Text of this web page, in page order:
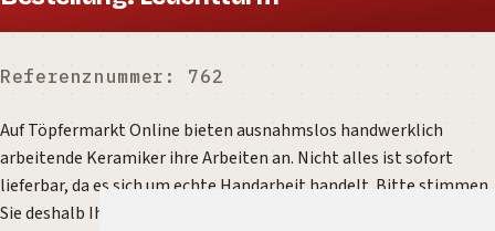
Referenznummer: 762
Auf Töpfermarkt Online bieten ausnahmslos handwerklich
arbeitende Keramiker ihre Arbeiten an. Nicht alles ist sofort
lieferbar, da es sich um echte Handarbeit handelt. Bitte stimmen
Sie deshalb Ihre Bestellung direkt mit der Töpferei ab.